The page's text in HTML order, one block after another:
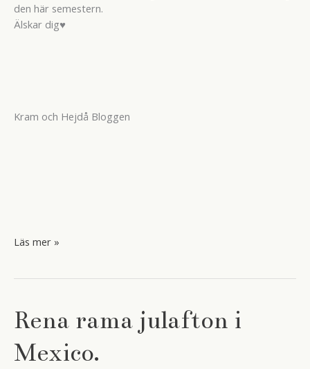
den här semestern.
Älskar dig♥
Kram och Hejdå Bloggen
Allting
Läs mer »
Rena rama julafton i
Mexico.